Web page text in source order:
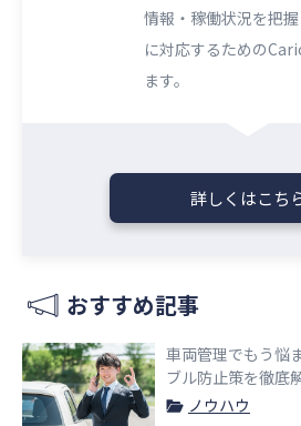
情報・稼働状況を把
に対応するための
ます。
詳しくはこち
おすすめ記事
車両管理でもう悩
ブル防止策を徹底
ノウハウ